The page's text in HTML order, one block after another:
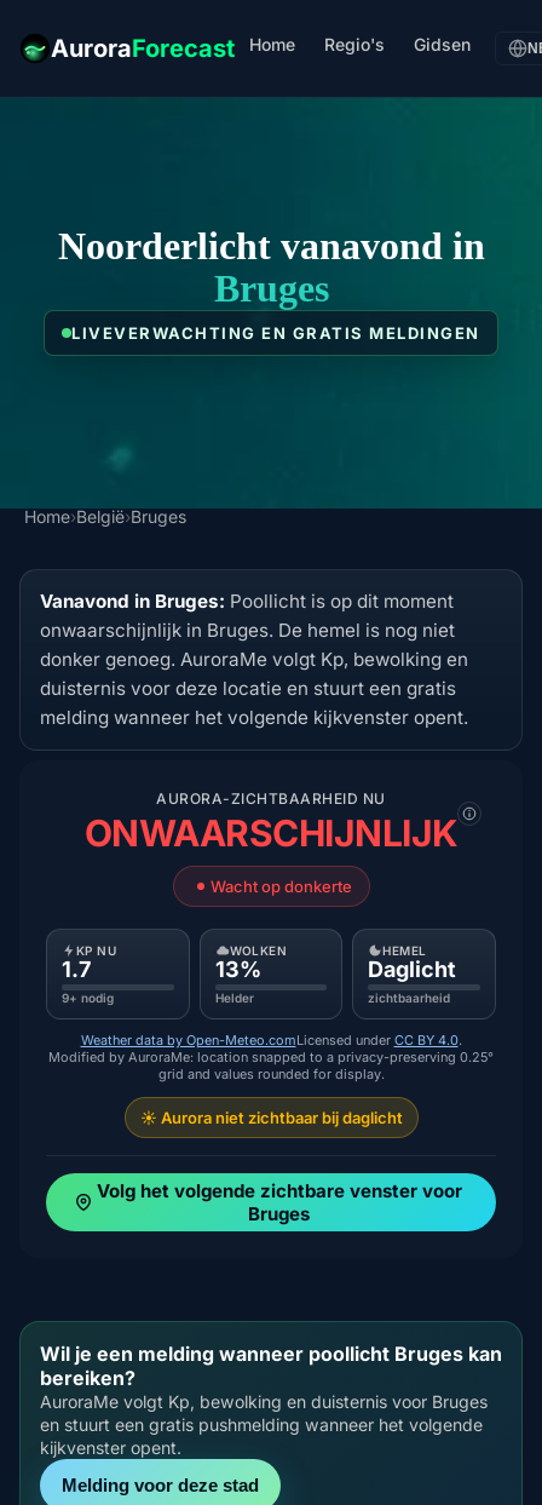
AuroraForecast Home Regio's Gidsen
Noorderlicht vanavond in
Bruges
LIVEVERWACHTING EN GRATIS MELDINGEN
Home›België›Bruges
Vanavond in Bruges: Poollicht is op dit moment
onwaarschijnlijk in Bruges. De hemel is nog niet
donker genoeg. AuroraMe volgt Kp, bewolking en
duisternis voor deze locatie en stuurt een gratis
melding wanneer het volgende kijkvenster opent.
AURORA-ZICHTBAARHEID NU
ONWAARSCHIJNLIJK
Wacht op donkerte
KP NU
1.7
9+ nodig
WOLKEN
13%
Helder
HEMEL
Daglicht
zichtbaarheid
Weather data by Open-Meteo.comLicensed under CC BY 4.0.
Modified by AuroraMe: location snapped to a privacy-preserving 0.25°
grid and values rounded for display.
☀️ Aurora niet zichtbaar bij daglicht
Volg het volgende zichtbare venster voor
Bruges
Wil je een melding wanneer poollicht Bruges kan
bereiken?
AuroraMe volgt Kp, bewolking en duisternis voor Bruges
en stuurt een gratis pushmelding wanneer het volgende
kijkvenster opent.
Melding voor deze stad